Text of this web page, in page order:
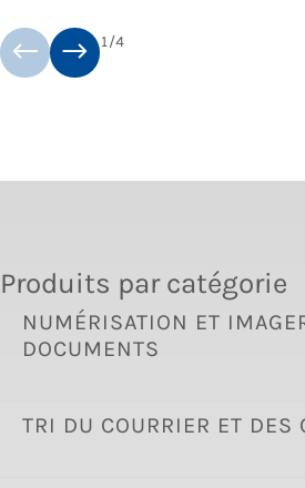
1/4
Produits par catégorie
NUMÉRISATION ET
DOCUMENTS
TRI DU COURRIER ET DES